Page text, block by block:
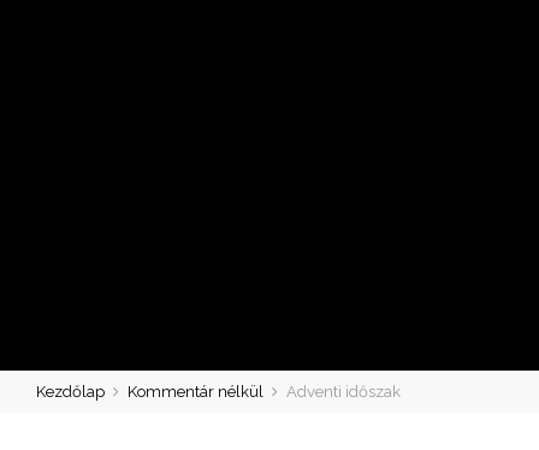
Kezdőlap Kommentár nélkül Adventi időszak